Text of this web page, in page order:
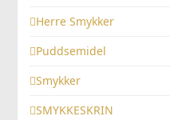
Herre Smykker
Puddsemidel
Smykker
SMYKKESKRIN